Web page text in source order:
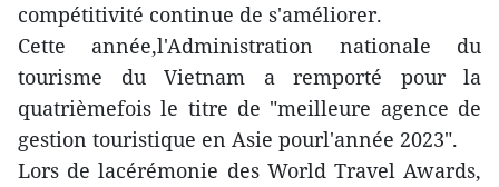
compétitivité continue de s'améliorer.
Cette année,l'Administration nationale du
tourisme du Vietnam a remporté pour la
quatrièmefois le titre de "meilleure agence de
gestion touristique en Asie pourl'année 2023".
Lors de lacérémonie des World Travel Awards,